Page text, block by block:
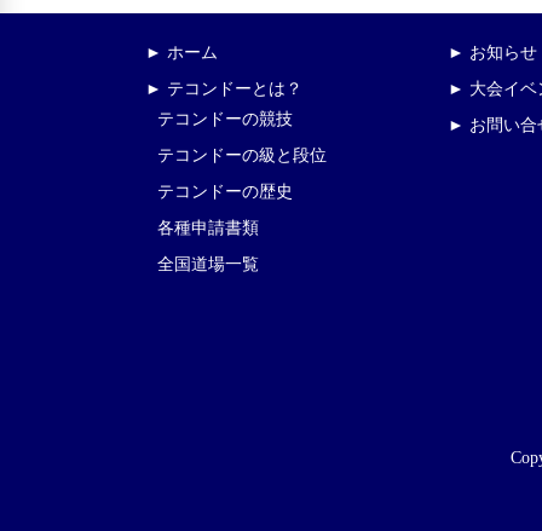
► ホーム
► テコンドーとは？
テコンドーの競技
テコンドーの級と段位
テコンドーの歴史
各種申請書類
全国道場一覧
► お知らせ
► 大会イベ
► お問い合